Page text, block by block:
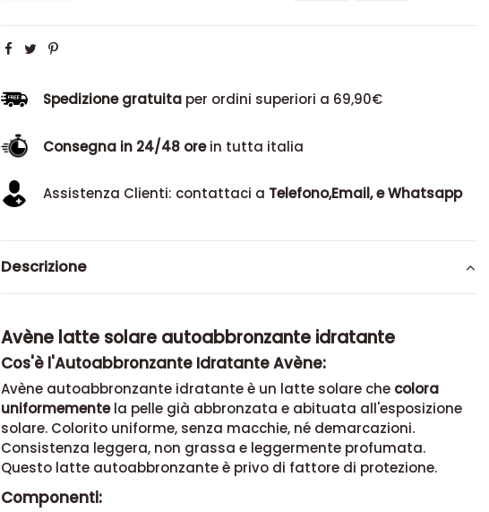
Spedizione gratuitaper ordini superiori a 69,90€
Consegna in 24/48 orein tutta italia
Assistenza Clienti: contattaci a Telefono,Email, e Whatsapp
Descrizione
Avène latte solare autoabbronzante idratante
Cos'è l'Autoabbronzante Idratante Avène:
Avène autoabbronzante idratante è un latte solare che colora
uniformementela pelle già abbronzata e abituata all'esposizione
solare. Colorito uniforme, senza macchie, né demarcazioni.
Consistenza leggera, non grassa e leggermente profumata.
Questo latte autoabbronzante è privo di fattore di protezione.
Componenti: